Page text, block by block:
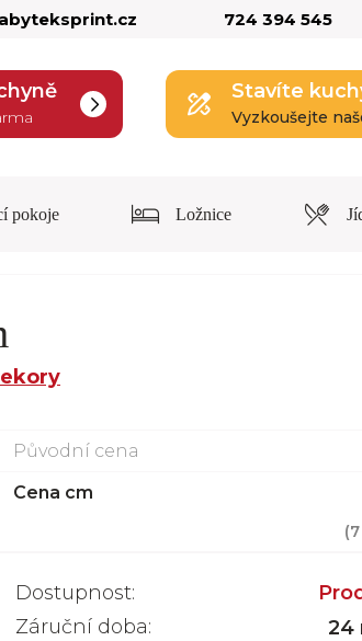
724 394 545
Stavíte
Vyzkoušejte
pokoje Ložnice
Původní cena
Cena cm
(
Dostupnost:
Záruční doba:
24